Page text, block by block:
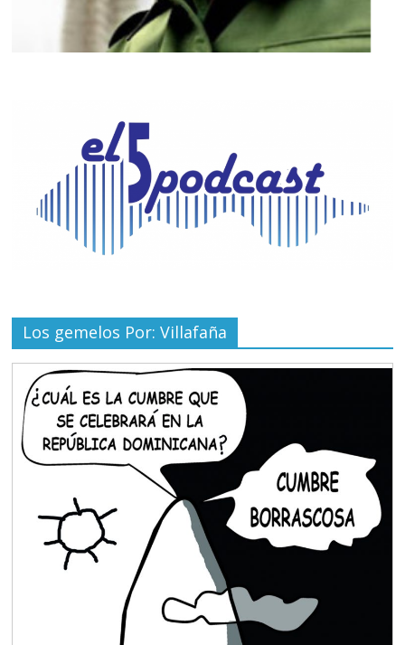
Los gemelos Por: Villafaña